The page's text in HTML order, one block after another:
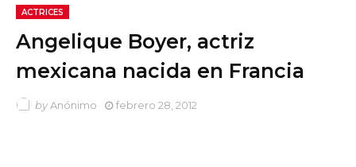
ACTRICES
Angelique Boyer, actriz
mexicana nacida en Francia
byAnónimo febrero 28, 2012